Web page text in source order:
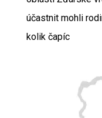
účastnit mohli
kolik čapíc